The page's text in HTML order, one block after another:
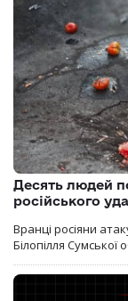
Десять людей
російського
Вранці росіяни
Білопілля Сумської